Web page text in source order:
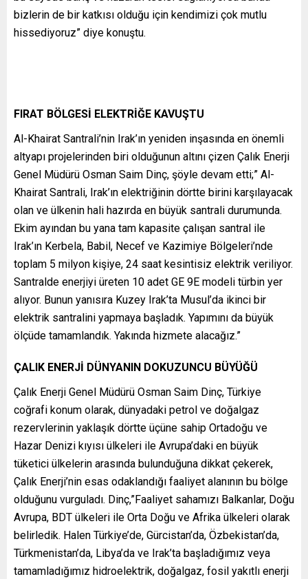
bizlerin de bir katkısı olduğu için kendimizi çok mutlu
hissediyoruz” diye konuştu.
FIRAT BÖLGESİ ELEKTRİĞE KAVUŞTU
Al-Khairat Santrali’nin Irak’ın yeniden inşasında en önemli
altyapı projelerinden biri olduğunun altını çizen Çalık Enerji
Genel Müdürü Osman Saim Dinç, şöyle devam etti;” Al-
Khairat Santrali, Irak’ın elektriğinin dörtte birini karşılayacak
olan ve ülkenin hali hazırda en büyük santrali durumunda.
Ekim ayından bu yana tam kapasite çalışan santral ile
Irak’ın Kerbela, Babil, Necef ve Kazimiye Bölgeleri’nde
toplam 5 milyon kişiye, 24 saat kesintisiz elektrik veriliyor.
Santralde enerjiyi üreten 10 adet GE 9E modeli türbin yer
alıyor. Bunun yanısıra Kuzey Irak’ta Musul’da ikinci bir
elektrik santralini yapmaya başladık. Yapımını da büyük
ölçüde tamamlandık. Yakında hizmete alacağız.”
ÇALIK ENERJİ DÜNYANIN DOKUZUNCU BÜYÜĞÜ
Çalık Enerji Genel Müdürü Osman Saim Dinç, Türkiye
coğrafi konum olarak, dünyadaki petrol ve doğalgaz
rezervlerinin yaklaşık dörtte üçüne sahip Ortadoğu ve
Hazar Denizi kıyısı ülkeleri ile Avrupa’daki en büyük
tüketici ülkelerin arasında bulunduğuna dikkat çekerek,
Çalık Enerji’nin esas odaklandığı faaliyet alanının bu bölge
olduğunu vurguladı. Dinç,”Faaliyet sahamızı Balkanlar, Doğu
Avrupa, BDT ülkeleri ile Orta Doğu ve Afrika ülkeleri olarak
belirledik. Halen Türkiye’de, Gürcistan’da, Özbekistan’da,
Türkmenistan’da, Libya’da ve Irak’ta başladığımız veya
tamamladığımız hidroelektrik, doğalgaz, fosil yakıtlı enerji